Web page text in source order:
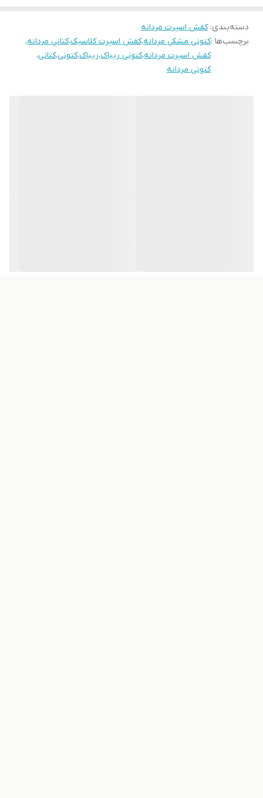
دسته‌بندی:کفش اسپرت مردانه
برچسب‌ها :کتونی مشکی مردانه،کفش اسپرت کلاسیک،کتانی مردانه،
کفش اسپرت مردانه،کتونی ریباک،ریباک،کتونی،کتانی،
کتونی مردانه